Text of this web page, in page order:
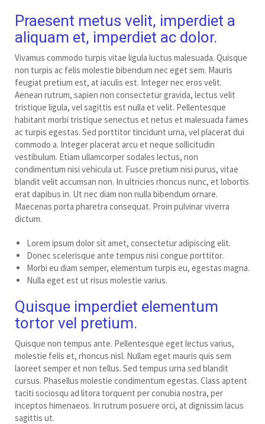
Praesent metus velit, imperdiet a
aliquam et, imperdiet ac dolor.
Vivamus commodo turpis vitae ligula luctus malesuada. Quisque
non turpis ac felis molestie bibendum nec eget sem. Mauris
feugiat pretium est, at iaculis est. Integer nec eros velit.
Aenean rutrum, sapien non consectetur gravida, lectus velit
tristique ligula, vel sagittis est nulla et velit. Pellentesque
habitant morbi tristique senectus et netus et malesuada fames
ac turpis egestas. Sed porttitor tincidunt urna, vel placerat dui
commodo a. Integer placerat arcu et neque sollicitudin
vestibulum. Etiam ullamcorper sodales lectus, non
condimentum nisi vehicula ut. Fusce pretium nisi purus, vitae
blandit velit accumsan non. In ultricies rhoncus nunc, et lobortis
erat dapibus in. Ut nec diam non nulla bibendum ornare.
Maecenas porta pharetra consequat. Proin pulvinar viverra
dictum.
Lorem ipsum dolor sit amet, consectetur adipiscing elit.
Donec scelerisque ante tempus nisi congue porttitor.
Morbi eu diam semper, elementum turpis eu, egestas magna.
Nulla eget est ut risus molestie varius.
Quisque imperdiet elementum
tortor vel pretium.
Quisque non tempus ante. Pellentesque eget lectus varius,
molestie felis et, rhoncus nisl. Nullam eget mauris quis sem
laoreet semper et non tellus. Sed tempus urna sed blandit
cursus. Phasellus molestie condimentum egestas. Class aptent
taciti sociosqu ad litora torquent per conubia nostra, per
inceptos himenaeos. In rutrum posuere orci, at dignissim lacus
sagittis ut.